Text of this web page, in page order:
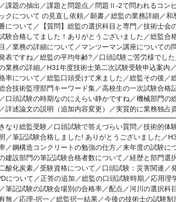
課題の抽出／課題と問題点／問題Ⅱ-2で問われるコン
クについて の見直し依頼／願書／総監の業務詳細／
について／【質問】総監の選択科目と専門／技術士
験合格してました！ありがとうございました／総監
／業務の詳細について／マンツーマン講座について
表ですね／総監の平均年齢?／口頭試験ご苦労様でし
業務の詳細／H31年度技術士第二次試験受験申込案
率について／総監口頭受けて来ました／総監その後
合技術監理部門キーワード集／高校生の一次試験合
口頭試験の時期なのにえらい静かですね／機械部門
詳述論文の説明（追加内容変更）／実質的に業務独
なり総監受験／口頭試験で答えづらい質問／技術的
／筆記試験合格しました! ありがとうございました／
／鋼構造コンクリートの勉強の仕方／来年度の試験
建設部門の筆記試験合格者数について／経歴と部門
酸化炭素／受験資格について／口頭試験：災害関連
について／正答の追加／総監の口頭試験時期／応用
筆記試験の試験会場別の合格率／配点／河川の選択
無／応理-択一／総監択一結果／今後の技術士の試験